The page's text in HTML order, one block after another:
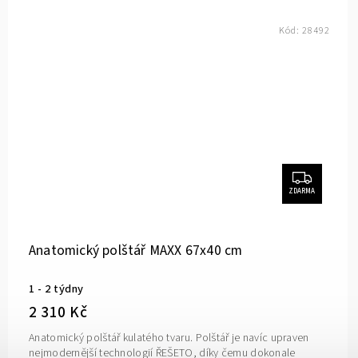
ZDARMA
Anatomický polštář MAXX 67x40 cm
1 - 2 týdny
2 310 Kč
Anatomický polštář kulatého tvaru. Polštář je navíc upraven
nejmodernější technologií ŘEŠETO, díky čemu dokonale
Kód: 28492